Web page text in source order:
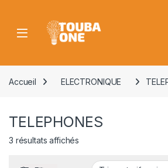
Open
Accueil ELECTRONIQUE
TELEPHONES
3 résultats affichés